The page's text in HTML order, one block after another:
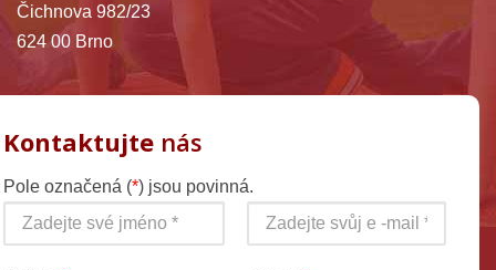
Čichnova 982/23
624 00 Brno
Kontaktujte nás
Pole označená (*) jsou povinná.